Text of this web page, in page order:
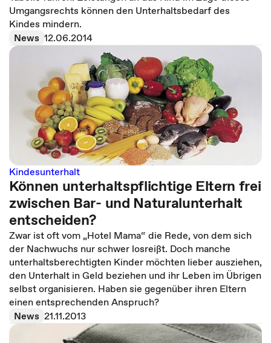
Umgangsrechts können den Unterhaltsbedarf des
Kindes mindern.
News 12.06.2014
Kindesunterhalt
Können unterhaltspflichtige Eltern frei
zwischen Bar- und Naturalunterhalt
entscheiden?
Zwar ist oft vom „Hotel Mama“ die Rede, von dem sich
der Nachwuchs nur schwer losreißt. Doch manche
unterhaltsberechtigten Kinder möchten lieber ausziehen,
den Unterhalt in Geld beziehen und ihr Leben im Übrigen
selbst organisieren. Haben sie gegenüber ihren Eltern
einen entsprechenden Anspruch?
News 21.11.2013